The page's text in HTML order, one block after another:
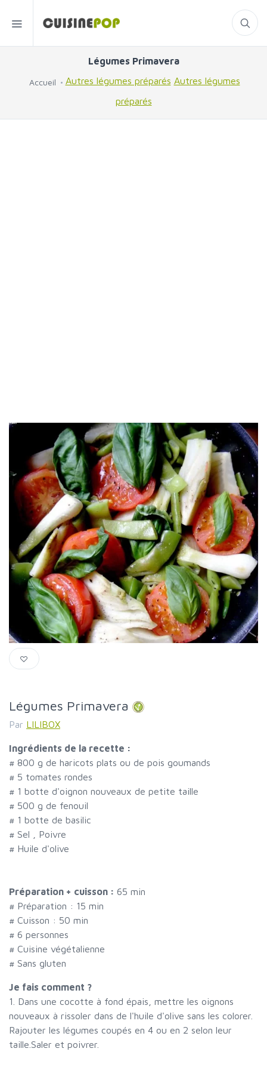
Légumes Primavera
Accueil Autres légumes préparés Autres légumes
préparés
Légumes Primavera
Par LILIBOX
Ingrédients de la recette :
# 800 g de haricots plats ou de pois goumands
# 5 tomates rondes
# 1 botte d'oignon nouveaux de petite taille
# 500 g de fenouil
# 1 botte de basilic
# Sel , Poivre
# Huile d'olive
Préparation + cuisson : 65 min
# Préparation : 15 min
# Cuisson : 50 min
# 6 personnes
# Cuisine végétalienne
# Sans gluten
Je fais comment ?
1. Dans une cocotte à fond épais, mettre les oignons
nouveaux à rissoler dans de l'huile d'olive sans les colorer.
Rajouter les légumes coupés en 4 ou en 2 selon leur
taille.Saler et poivrer.